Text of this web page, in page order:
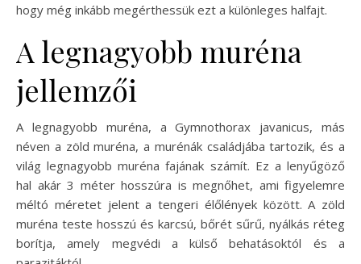
hogy még inkább megérthessük ezt a különleges halfajt.
A legnagyobb muréna
jellemzői
A legnagyobb muréna, a Gymnothorax javanicus, más
néven a zöld muréna, a murénák családjába tartozik, és a
világ legnagyobb muréna fajának számít. Ez a lenyűgöző
hal akár 3 méter hosszúra is megnőhet, ami figyelemre
méltó méretet jelent a tengeri élőlények között. A zöld
muréna teste hosszú és karcsú, bőrét sűrű, nyálkás réteg
borítja, amely megvédi a külső behatásoktól és a